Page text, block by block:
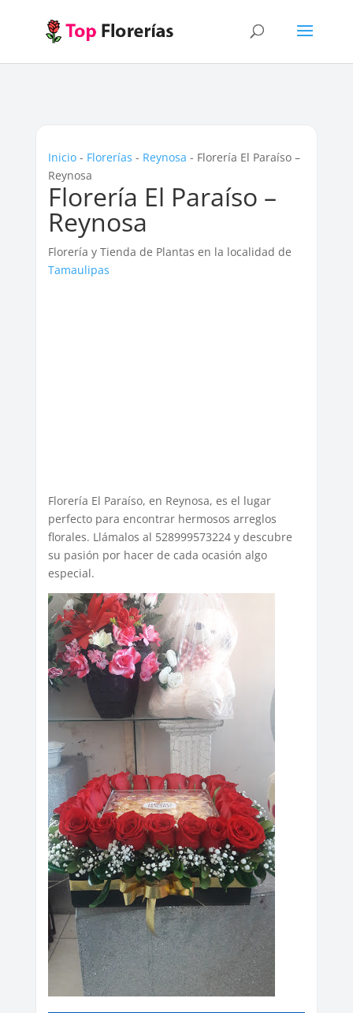
Inicio- Florerías - Reynosa - Florería El Paraíso –
Reynosa
Florería El Paraíso –
Reynosa
Florería y Tienda de Plantas en la localidad de
Tamaulipas
Florería El Paraíso, en Reynosa, es el lugar
perfecto para encontrar hermosos arreglos
florales. Llámalos al 528999573224 y descubre
su pasión por hacer de cada ocasión algo
especial.